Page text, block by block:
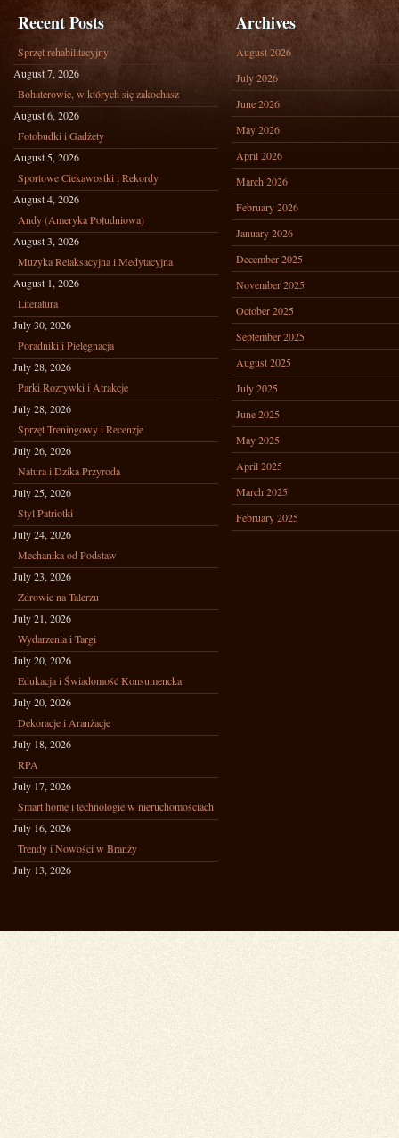
Recent Posts
Sprzęt rehabilitacyjny
August 7, 2026
Bohaterowie, w których się zakochasz
August 6, 2026
Fotobudki i Gadżety
August 5, 2026
Sportowe Ciekawostki i Rekordy
August 4, 2026
Andy (Ameryka Południowa)
August 3, 2026
Muzyka Relaksacyjna i Medytacyjna
August 1, 2026
Literatura
July 30, 2026
Poradniki i Pielęgnacja
July 28, 2026
Parki Rozrywki i Atrakcje
July 28, 2026
Sprzęt Treningowy i Recenzje
July 26, 2026
Natura i Dzika Przyroda
July 25, 2026
Styl Patriotki
July 24, 2026
Mechanika od Podstaw
July 23, 2026
Zdrowie na Talerzu
July 21, 2026
Wydarzenia i Targi
July 20, 2026
Edukacja i Świadomość Konsumencka
July 20, 2026
Dekoracje i Aranżacje
July 18, 2026
RPA
July 17, 2026
Smart home i technologie w nieruchomościach
July 16, 2026
Trendy i Nowości w Branży
July 13, 2026
Archives
August 2026
July 2026
June 2026
May 2026
April 2026
March 2026
February 2026
January 2026
December 2025
November 2025
October 2025
September 2025
August 2025
July 2025
June 2025
May 2025
April 2025
March 2025
February 2025